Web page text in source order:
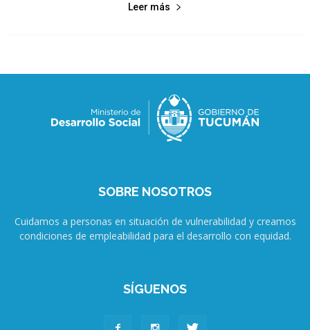
Leer más
SOBRE NOSOTROS
Cuidamos a personas en situación de vulnerabilidad y creamos
condiciones de empleabilidad para el desarrollo con equidad.
SÍGUENOS